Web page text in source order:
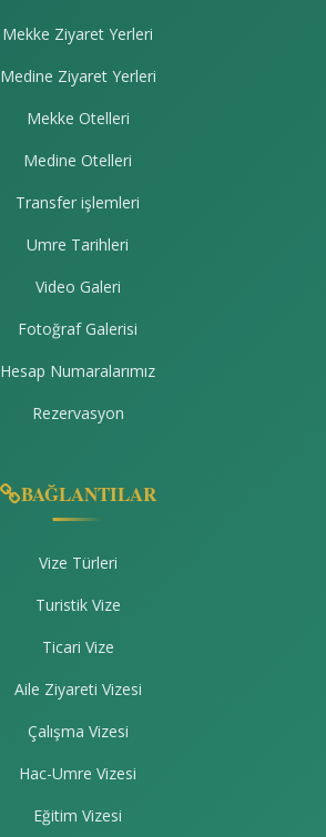
Mekke Ziyaret Yerleri
Medine Ziyaret Yerleri
Mekke Otelleri
Medine Otelleri
Transfer işlemleri
Umre Tarihleri
Video Galeri
Fotoğraf Galerisi
Hesap Numaralarımız
Rezervasyon
BAĞLANTILAR
Vize Türleri
Turistik Vize
Ticari Vize
Aile Ziyareti Vizesi
Çalışma Vizesi
Hac-Umre Vizesi
Eğitim Vizesi